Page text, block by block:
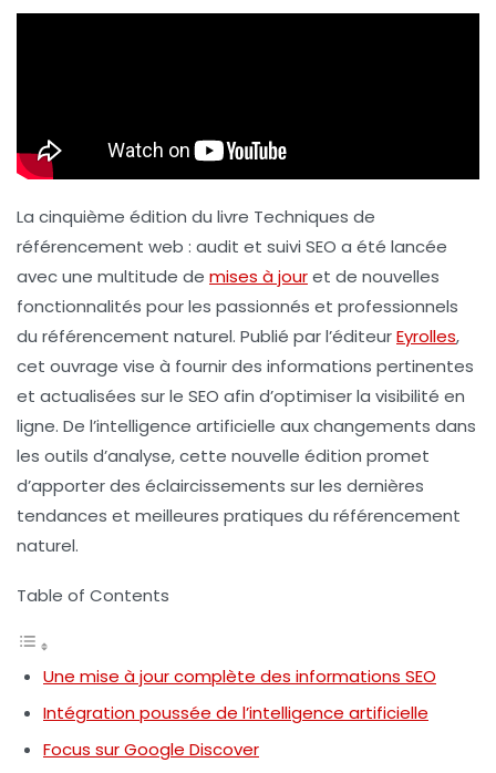
La cinquième édition du livre Techniques de
référencement web : audit et suivi SEO a été lancée
avec une multitude de mises à jouret de nouvelles
fonctionnalités pour les passionnés et professionnels
du référencement naturel. Publié par l’éditeurEyrolles,
cet ouvrage vise à fournir des informations pertinentes
et actualisées sur le SEO afin d’optimiser la visibilité en
ligne. De l’intelligence artificielle aux changements dans
les outils d’analyse, cette nouvelle édition promet
d’apporter des éclaircissements sur les dernières
tendances et meilleures pratiques du référencement
naturel.
Table of Contents
Une mise à jour complète des informations SEO
Intégration poussée de l’intelligence artificielle
Focus sur Google Discover